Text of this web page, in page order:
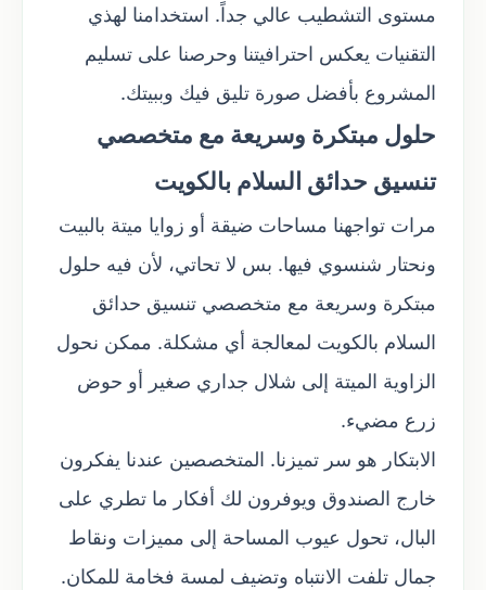
مستوى التشطيب عالي جداً. استخدامنا لهذي
التقنيات يعكس احترافيتنا وحرصنا على تسليم
المشروع بأفضل صورة تليق فيك وببيتك.
حلول مبتكرة وسريعة مع متخصصي
تنسيق حدائق السلام بالكويت
مرات تواجهنا مساحات ضيقة أو زوايا ميتة بالبيت
ونحتار شنسوي فيها. بس لا تحاتي، لأن فيه حلول
مبتكرة وسريعة مع متخصصي تنسيق حدائق
السلام بالكويت لمعالجة أي مشكلة. ممكن نحول
الزاوية الميتة إلى شلال جداري صغير أو حوض
زرع مضيء.
الابتكار هو سر تميزنا. المتخصصين عندنا يفكرون
خارج الصندوق ويوفرون لك أفكار ما تطري على
البال، تحول عيوب المساحة إلى مميزات ونقاط
جمال تلفت الانتباه وتضيف لمسة فخامة للمكان.